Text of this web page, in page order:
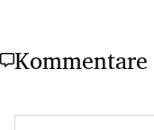
Kommentare